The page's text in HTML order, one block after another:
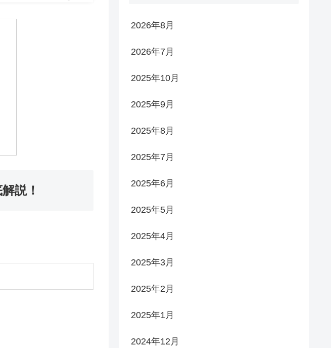
説！
2026年8月
2026年7月
2025年10月
2025年9月
2025年8月
2025年7月
2025年6月
2025年5月
2025年4月
2025年3月
2025年2月
2025年1月
2024年12月